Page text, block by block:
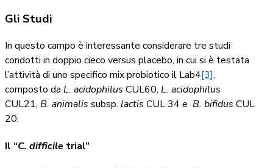
Gli Studi
In questo campo è interessante considerare tre studi
condotti in doppio cieco versus placebo, in cui si è testata
l’attività di uno specifico mix probiotico il Lab4[3],
composto da L. acidophilus CUL60, L. acidophilus
CUL21, B. animalis subsp. lactis CUL 34 e B. bifidus CUL
20.
Il “C. difficile trial”